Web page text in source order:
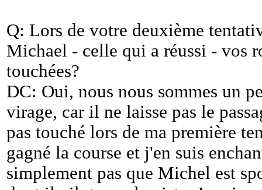
Q: Lors de votre deuxième
Michael - celle qui a réussi - vos
touchées?
DC: Oui, nous nous sommes un
virage, car il ne laisse pas le
pas touché lors de ma première
gagné la course et j'en suis
simplement pas que Michel est